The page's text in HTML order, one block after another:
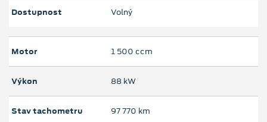
Dostupnost Volný
Motor 1 500 ccm
Výkon 88 kW
Stav tachometru 97 770 km